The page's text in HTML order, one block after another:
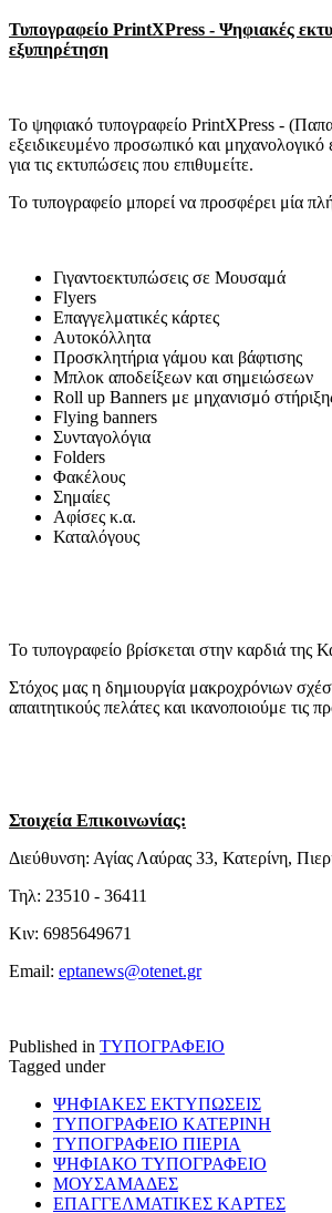
Τυπογραφείο PrintXPress - Ψηφιακές
εξυπηρέτηση
Το ψηφιακό τυπογραφείο PrintXPress -
εξειδικευμένο προσωπικό και μηχανολογικό
για τις εκτυπώσεις που επιθυμείτε.
Το τυπογραφείο μπορεί να προσφέρει μία
Γιγαντοεκτυπώσεις σε Μουσαμά
Flyers
Επαγγελματικές κάρτες
Αυτοκόλλητα
Προσκλητήρια γάμου και βάφτισης
Μπλοκ αποδείξεων και σημειώσεων
Roll up Banners με μηχανισμό
Flying banners
Συνταγολόγια
Folders
Φακέλους
Σημαίες
Αφίσες κ.α.
Καταλόγους
Το τυπογραφείο βρίσκεται στην καρδιά της
Στόχος μας η δημιουργία μακροχρόνιων
απαιτητικούς πελάτες και ικανοποιούμε τις
Στοιχεία Επικοινωνίας:
Διεύθυνση: Αγίας Λαύρας 33, Κατερίνη,
Τηλ: 23510 - 36411
Κιν: 6985649671
Email: eptanews@otenet.gr
Published in ΤΥΠΟΓΡΑΦΕΙΟ
Tagged under
ΨΗΦΙΑΚΕΣ ΕΚΤΥΠΩΣΕΙΣ
ΤΥΠΟΓΡΑΦΕΙΟ ΚΑΤΕΡΙΝΗ
ΤΥΠΟΓΡΑΦΕΙΟ ΠΙΕΡΙΑ
ΨΗΦΙΑΚΟ ΤΥΠΟΓΡΑΦΕΙΟ
ΜΟΥΣΑΜΑΔΕΣ
ΕΠΑΓΓΕΛΜΑΤΙΚΕΣ ΚΑΡΤΕΣ